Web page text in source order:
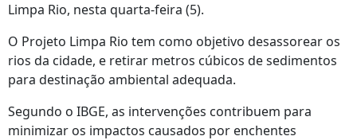
Limpa Rio, nesta quarta-feira (5).
O Projeto Limpa Rio tem como objetivo desassorear os
rios da cidade, e retirar metros cúbicos de sedimentos
para destinação ambiental adequada.
Segundo o IBGE, as intervenções contribuem para
minimizar os impactos causados por enchentes